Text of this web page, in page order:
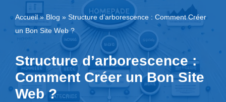
Accueil» Blog » Structure d’arborescence : Comment Créer
un Bon Site Web ?
Structure d’arborescence :
Comment Créer un Bon Site
Web ?